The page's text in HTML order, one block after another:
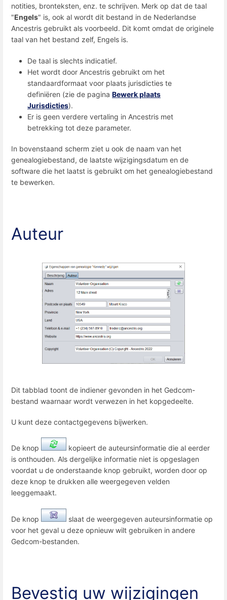
notities, bronteksten, enz. te schrijven. Merk op dat de taal
"Engels" is, ook al wordt dit bestand in de Nederlandse
Ancestris gebruikt als voorbeeld. Dit komt omdat de originele
taal van het bestand zelf, Engels is.
De taal is slechts indicatief.
Het wordt door Ancestris gebruikt om het
standaardformaat voor plaats jurisdicties te
definiëren (zie de pagina Bewerk plaats
Jurisdicties).
Er is geen verdere vertaling in Ancestris met
betrekking tot deze parameter.
In bovenstaand scherm ziet u ook de naam van het
genealogiebestand, de laatste wijzigingsdatum en de
software die het laatst is gebruikt om het genealogiebestand
te bewerken.
Auteur
Dit tabblad toont de indiener gevonden in het Gedcom-
bestand waarnaar wordt verwezen in het kopgedeelte.
U kunt deze contactgegevens bijwerken.
De knop
kopieert de auteursinformatie die al eerder
is onthouden. Als dergelijke informatie niet is opgeslagen
voordat u de onderstaande knop gebruikt, worden door op
deze knop te drukken alle weergegeven velden
leeggemaakt.
De knop
slaat de weergegeven auteursinformatie op
voor het geval u deze opnieuw wilt gebruiken in andere
Gedcom-bestanden.
Bevestig uw wijzigingen